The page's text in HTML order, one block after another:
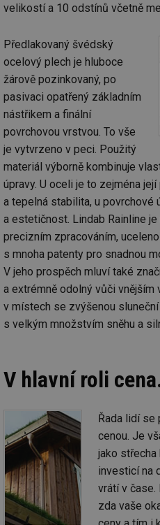
velikostí a 10 odstínů včetně
Předlakovaný švédský
ocelový plech je hluboce
žárově pozinkovaný, po
pasivaci opatřený základním
nástřikem a finální
povrchovou vrstvou. To vše
je vytvrzeno v peci. Použitý
materiál výborně kombinuje
úpravy. U oceli je to zejména
a tepelná stabilita, u
a estetičnost. Lindab Rainline
precizním zpracováním,
s mnoha patenty pro snadnou
V jeho prospěch mluví také
a extrémně odolný vůči vnějším
v místech se zvýšenou
s velkým množstvím sněhu a
V hlavní roli
Řada lidí se
cenou. Je
jako
investicí na
vrátí v čase.
zda vaše